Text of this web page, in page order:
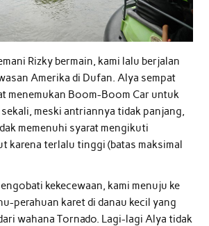
Rizky bermain, kami lalu berjalan
Amerika di Dufan. Alya sempat
menemukan Boom-Boom Car untuk
meski antriannya tidak panjang,
memenuhi syarat mengikuti
karena terlalu tinggi (batas maksimal
kekecewaan, kami menuju ke
perahuan karet di danau kecil yang
wahana Tornado. Lagi-lagi Alya tidak